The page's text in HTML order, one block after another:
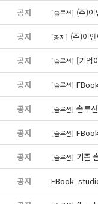
공지 [솔루션] (주)
공지 [공지] (주)이
공지 [솔루션] [기업
공지 [솔루션]
공지 [솔루션] 솔루
공지 [솔루션]
공지 [솔루션] 기존
공지